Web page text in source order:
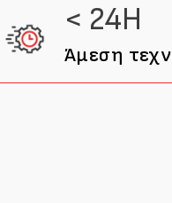
< 24H
Άμεση